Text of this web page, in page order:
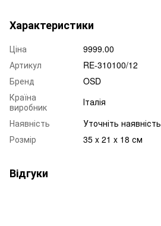
Характеристики
Ціна
9999.00
Артикул
RE-310100/12
Бренд
OSD
Країна
виробник
Італія
Наявність
Уточніть наявність
Розмір
35 x 21 x 18 см
Відгуки